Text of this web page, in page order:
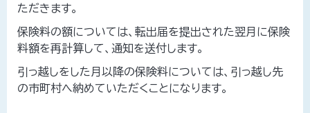
ただきます。
保険料の額については、転出届を提出された翌月に保険
料額を再計算して、通知を送付します。
引っ越しをした月以降の保険料については、引っ越し先
の市町村へ納めていただくことになります。